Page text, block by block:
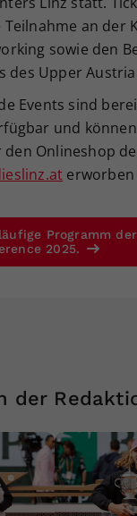
an der
sowie den
des Upper Austria
Events sind
und
Onlineshop
erworben
Programm der
2025.
der